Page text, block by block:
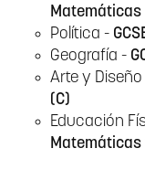
Matemáticas
Política -
Geografía -
Arte y Diseño
(C)
Educación
Matemáticas